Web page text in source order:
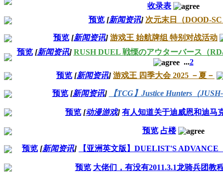
收录表
预览 [新闻资讯] 次元末日（DOOD-
预览 [新闻资讯] 游戏王 始航牌组 特别对战活动
预览 [新闻资讯] RUSH DUEL 戦慄のアウターバース（
...2
预览 [新闻资讯] 游戏王 四季大会 2025 －夏－
预览 [新闻资讯] 【TCG】Justice Hunters（
预览 [动漫游戏] 有人知道关于迪威恩和迪马
预览 占楼
预览 [新闻资讯] 【亚洲英文版】DUELIST'S
预览 大佬们，有没有2011.3.1龙骑兵团教